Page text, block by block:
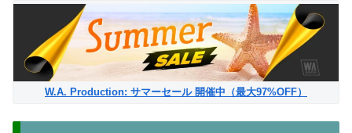
W.A. Production: サマーセール 開催中（最大97%OFF）